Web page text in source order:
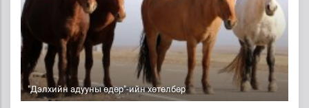
"Дэлхийн адууны өдөр"-ийн хөтөлбөр